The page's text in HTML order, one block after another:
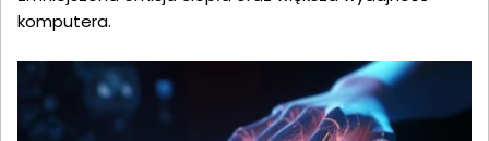
komputera.